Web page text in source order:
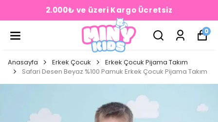
2.000₺ ve üzeri Kargo Ücretsiz
0
Anasayfa Erkek Çocuk
Erkek Çocuk Pijama Takım
Safari Desen Beyaz %100 Pamuk Erkek Çocuk Pijama Takım